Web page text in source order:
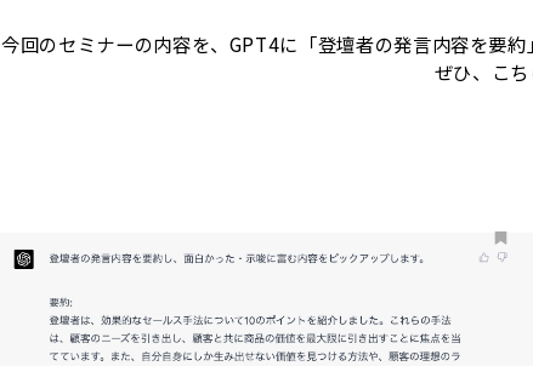
今回のセミナーの内容を、GPT4に「登壇者の発言内容を要
ぜひ、こ